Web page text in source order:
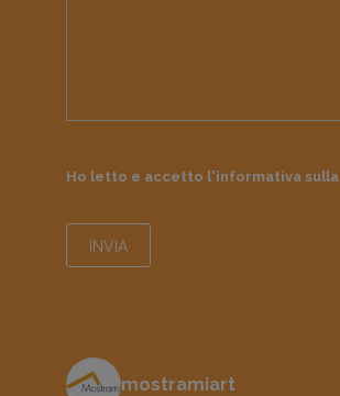
Ho letto e accetto l'informativa sulla
mostramiart